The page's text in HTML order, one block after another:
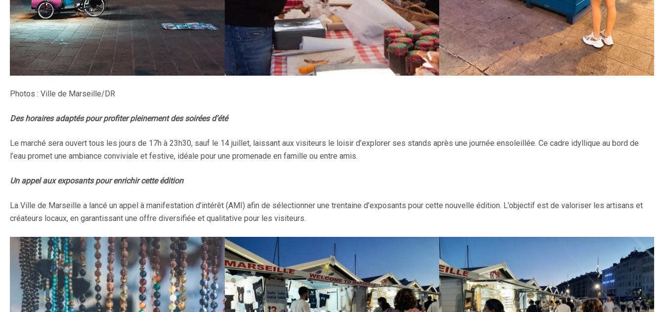
Photos : Ville de Marseille/DR
Des horaires adaptés pour profiter pleinement des soirées d’été
Le marché sera ouvert tous les jours de 17h à 23h30, sauf le 14 juillet, laissant aux visiteurs le loisir d’explorer ses stands après une journée ensoleillée. Ce cadre idyllique au bord de
l’eau promet une ambiance conviviale et festive, idéale pour une promenade en famille ou entre amis.
Un appel aux exposants pour enrichir cette édition
La Ville de Marseille a lancé un appel à manifestation d’intérêt (AMI) afin de sélectionner une trentaine d’exposants pour cette nouvelle édition. L’objectif est de valoriser les artisans et
créateurs locaux, en garantissant une offre diversifiée et qualitative pour les visiteurs.